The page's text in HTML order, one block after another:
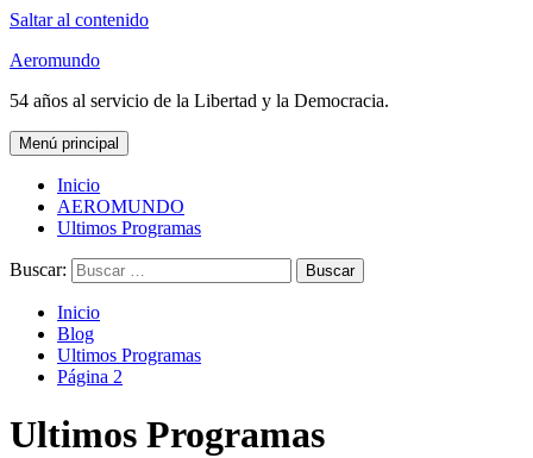
Saltar al contenido
Aeromundo
54 años al servicio de la Libertad y la Democracia.
Menú principal
Inicio
AEROMUNDO
Ultimos Programas
Buscar:
Inicio
Blog
Ultimos Programas
Página 2
Ultimos Programas